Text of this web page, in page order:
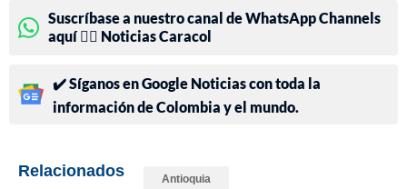
Suscríbase a nuestro canal de WhatsApp Channels
aquí 👉🏻 Noticias Caracol
✔️ Síganos en Google Noticias con toda la
información de Colombia y el mundo.
Relacionados Antioquia